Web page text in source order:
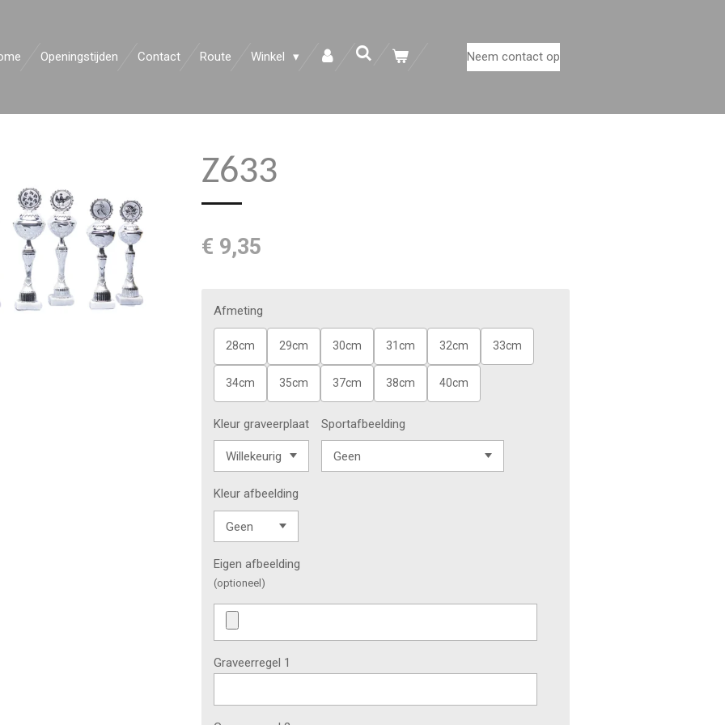
Openingstijden Contact Route Winkel Neem contact op
Z633
€ 9,35
Afmeting
28cm 29cm 30cm 31cm 32cm 33cm
34cm 35cm 37cm 38cm 40cm
Kleur graveerplaat Sportafbeelding
Kleur afbeelding
Eigen afbeelding
(optioneel)
Graveerregel 1